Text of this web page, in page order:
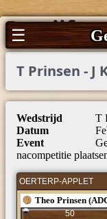
☰
T Prinsen - J
Wedstrijd
T
Datum
Event
nacompetitie
OERTERP-APPLET
Theo Prinsen
50